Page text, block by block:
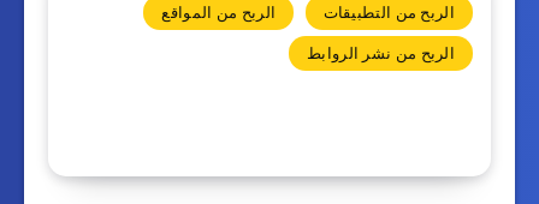
الربح من التطبيقات
الربح من المواقع
الربح من نشر الروابط